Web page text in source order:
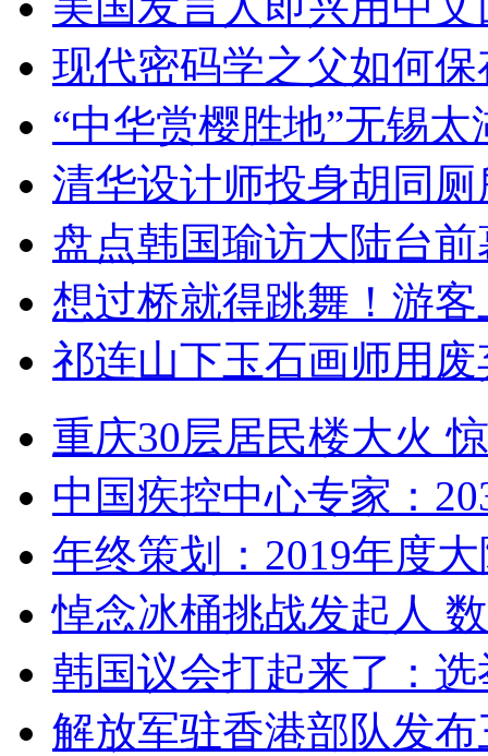
现代密码学之父如何
“中华赏樱胜地”无锡
清华设计师投身胡同
盘点韩国瑜访大陆台
想过桥就得跳舞！游客
祁连山下玉石画师用
重庆30层居民楼大火
中国疾控中心专家：
年终策划：2019年度
悼念冰桶挑战发起人
韩国议会打起来了：
解放军驻香港部队发